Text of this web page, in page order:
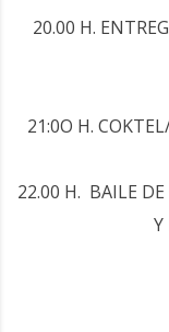
20.00 H.
21:0O H.
22.00 H. BAILE
Y